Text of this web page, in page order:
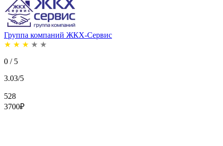
Группа компаний ЖКХ-Сервис
★ ★ ★ ★ ★
0 / 5
3.03/5
528
3700₽